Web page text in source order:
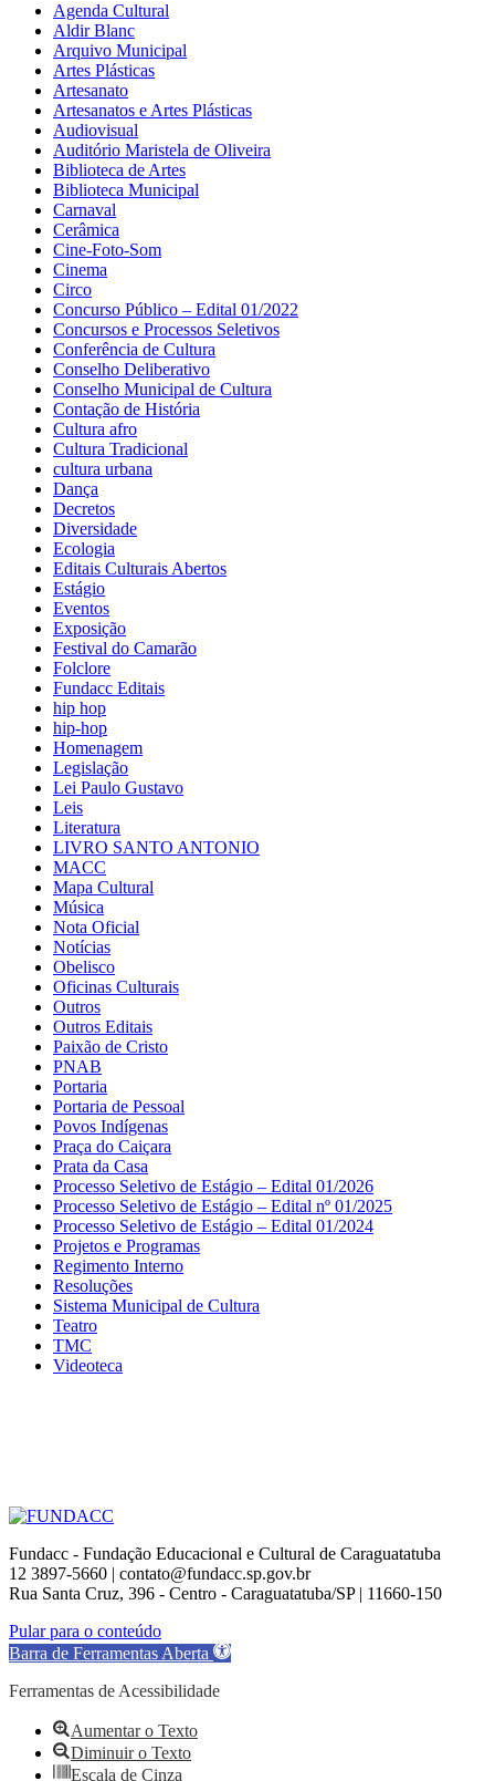
Agenda Cultural
Aldir Blanc
Arquivo Municipal
Artes Plásticas
Artesanato
Artesanatos e Artes Plásticas
Audiovisual
Auditório Maristela de Oliveira
Biblioteca de Artes
Biblioteca Municipal
Carnaval
Cerâmica
Cine-Foto-Som
Cinema
Circo
Concurso Público – Edital 01/2022
Concursos e Processos Seletivos
Conferência de Cultura
Conselho Deliberativo
Conselho Municipal de Cultura
Contação de História
Cultura afro
Cultura Tradicional
cultura urbana
Dança
Decretos
Diversidade
Ecologia
Editais Culturais Abertos
Estágio
Eventos
Exposição
Festival do Camarão
Folclore
Fundacc Editais
hip hop
hip-hop
Homenagem
Legislação
Lei Paulo Gustavo
Leis
Literatura
LIVRO SANTO ANTONIO
MACC
Mapa Cultural
Música
Nota Oficial
Notícias
Obelisco
Oficinas Culturais
Outros
Outros Editais
Paixão de Cristo
PNAB
Portaria
Portaria de Pessoal
Povos Indígenas
Praça do Caiçara
Prata da Casa
Processo Seletivo de Estágio – Edital 01/2026
Processo Seletivo de Estágio – Edital nº 01/2025
Processo Seletivo de Estágio – Edital 01/2024
Projetos e Programas
Regimento Interno
Resoluções
Sistema Municipal de Cultura
Teatro
TMC
Videoteca
Fundacc - Fundação Educacional e Cultural de Caraguatatuba
12 3897-5660 | contato@fundacc.sp.gov.br
Rua Santa Cruz, 396 - Centro - Caraguatatuba/SP | 11660-150
Go
to
Pular para o conteúdo
Barra de Ferramentas Aberta
Ferramentas de Acessibilidade
Aumentar o Texto
Diminuir o Texto
Escala de Cinza